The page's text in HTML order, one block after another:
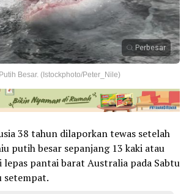
Perbesar
Besar. (Istockphoto/Peter_Nile)
38 tahun dilaporkan tewas setelah
putih besar sepanjang 13 kaki atau
lepas pantai barat Australia pada Sabtu
setempat.